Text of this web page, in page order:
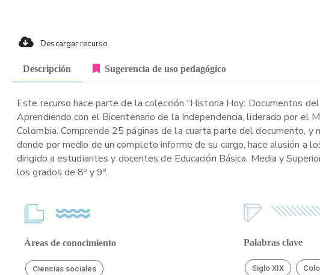
Descargar recurso
Descripción Sugerencia de uso pedagógico
Este recurso hace parte de la colección “Historia Hoy: Documentos
Aprendiendo con el Bicentenario de la Independencia, liderado por el
Colombia. Comprende 25 páginas de la cuarta parte del documento,
donde por medio de un completo informe de su cargo, hace alusión
dirigido a estudiantes y docentes de Educación Básica, Media y
los grados de 8º y 9º.
Áreas de conocimiento
Ciencias sociales
Palabras clave
Siglo XIX